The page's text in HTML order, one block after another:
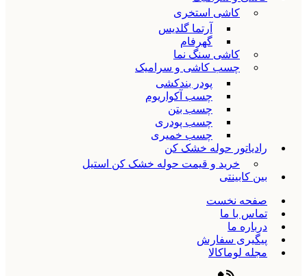
کاشی استخری
آرتما گلدیس
گهرفام
کاشی سنگ نما
چسب کاشی و سرامیک
پودر بندکشی
چسب آکواریوم
چسب بتن
چسب پودری
چسب خمیری
رادیاتور حوله خشک کن
خرید و قیمت حوله خشک کن استیل
بین کابینتی
صفحه نخست
تماس با ما
درباره ما
پیگیری سفارش
مجله لوماکالا